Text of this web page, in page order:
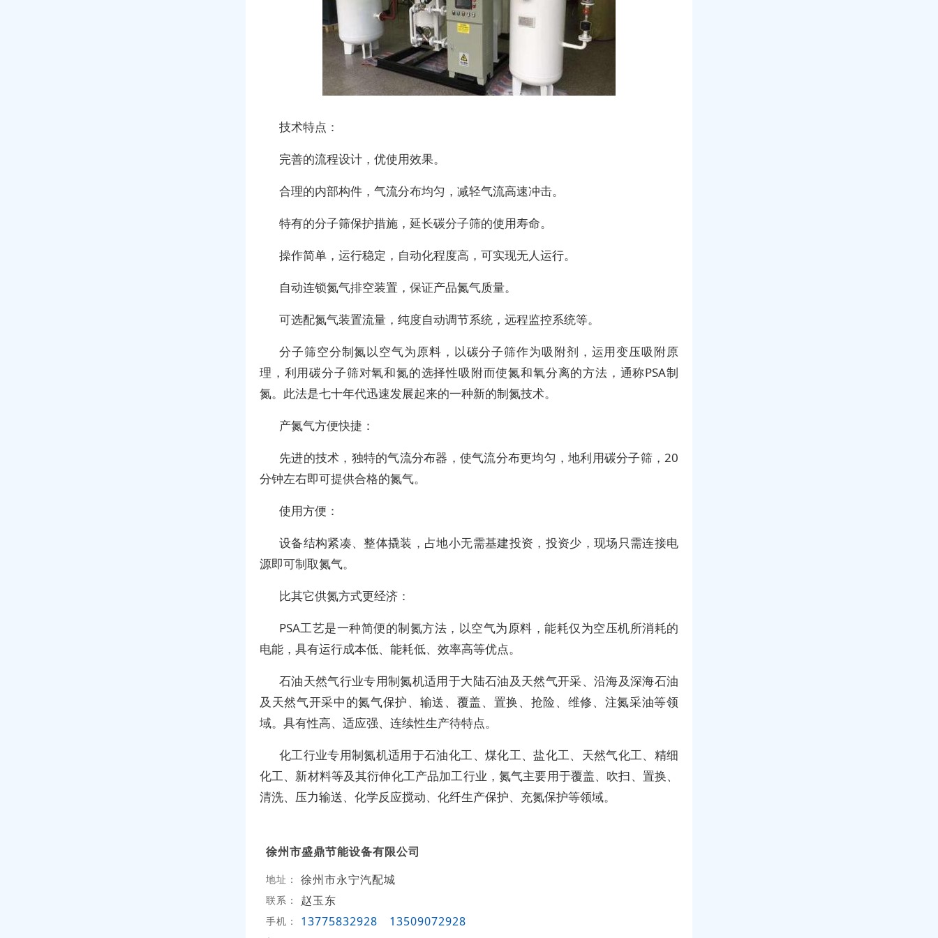
技术特点：
完善的流程设计，优使用效果。
合理的内部构件，气流分布均匀，减轻气流高速冲击。
特有的分子筛保护措施，延长碳分子筛的使用寿命。
操作简单，运行稳定，自动化程度高，可实现无人运行。
自动连锁氮气排空装置，保证产品氮气质量。
可选配氮气装置流量，纯度自动调节系统，远程监控系统等。
分子筛空分制氮以空气为原料，以碳分子筛作为吸附剂，运用变压吸附原
理，利用碳分子筛对氧和氮的选择性吸附而使氮和氧分离的方法，通称PSA制
氮。此法是七十年代迅速发展起来的一种新的制氮技术。
产氮气方便快捷：
先进的技术，独特的气流分布器，使气流分布更均匀，地利用碳分子筛，20
分钟左右即可提供合格的氮气。
使用方便：
设备结构紧凑、整体撬装，占地小无需基建投资，投资少，现场只需连接电
源即可制取氮气。
比其它供氮方式更经济：
PSA工艺是一种简便的制氮方法，以空气为原料，能耗仅为空压机所消耗的
电能，具有运行成本低、能耗低、效率高等优点。
石油天然气行业专用制氮机适用于大陆石油及天然气开采、沿海及深海石油
及天然气开采中的氮气保护、输送、覆盖、置换、抢险、维修、注氮采油等领
域。具有性高、适应强、连续性生产待特点。
化工行业专用制氮机适用于石油化工、煤化工、盐化工、天然气化工、精细
化工、新材料等及其衍伸化工产品加工行业，氮气主要用于覆盖、吹扫、置换、
清洗、压力输送、化学反应搅动、化纤生产保护、充氮保护等领域。
徐州市盛鼎节能设备有限公司
地址： 徐州市永宁汽配城
联系： 赵玉东
手机： 13775832928 13509072928